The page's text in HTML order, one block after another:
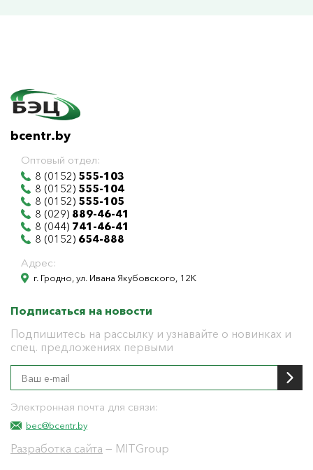
bcentr.by
Оптовый отдел:
8 (0152) 555-103
8 (0152) 555-104
8 (0152) 555-105
8 (029) 889-46-41
8 (044) 741-46-41
8 (0152) 654-888
Адрес:
г. Гродно, ул. Ивана Якубовского, 12К
Подписаться на новости
Подпишитесь на рассылку и узнавайте о новинках и
спец. предложениях первыми
Электронная почта для связи:
bec@bcentr.by
Разработка сайта — MITGroup